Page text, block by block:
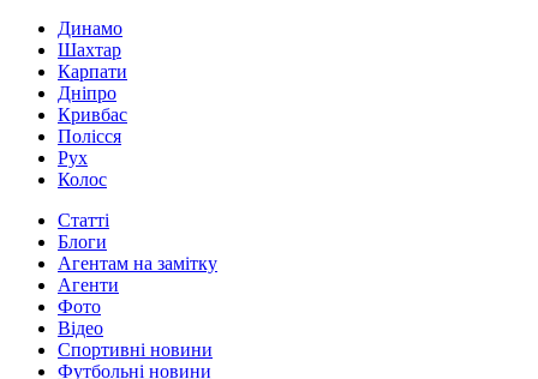
Динамо
Шахтар
Карпати
Дніпро
Кривбас
Полісся
Рух
Колос
Статті
Блоги
Агентам на замітку
Агенти
Фото
Відео
Спортивні новини
Футбольні новини